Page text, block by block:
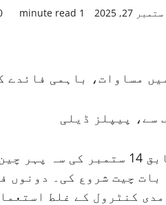
ستمبر 27, 2025 1 minute read
مساوات، باہمی فائدے
سے، پیپلز ڈیلی
مقامی وقت کے مطابق 14
بات چیت شروع کی۔ دونوں
کنٹرول کے غلط